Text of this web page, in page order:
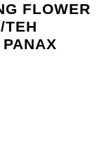
FLOWER
TEH